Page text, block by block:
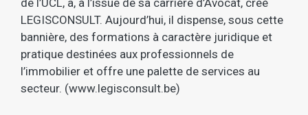
de l’UCL, a, à l’issue de sa carrière d’Avocat, créé
LEGISCONSULT. Aujourd’hui, il dispense, sous cette
bannière, des formations à caractère juridique et
pratique destinées aux professionnels de
l’immobilier et offre une palette de services au
secteur. (www.legisconsult.be)